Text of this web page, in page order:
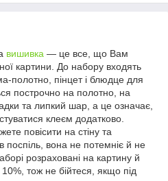
вишивка — це все, що Вам
картини. До набору входять
полотно, пінцет і блюдце для
построчно на полотно, на
та липкий шар, а це означає,
клеєм додатково.
повісити на стіну та
поспіль, вона не потемніє й не
розраховані на картину й
тож не бійтеся, якщо під